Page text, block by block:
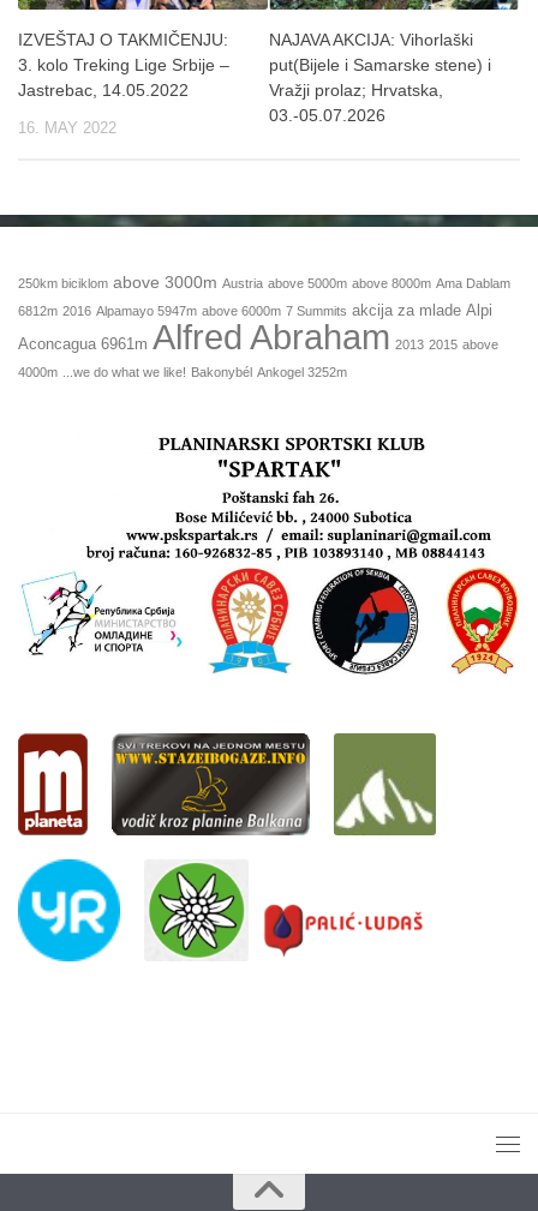
IZVEŠTAJ O TAKMIČENJU:
3. kolo Treking Lige Srbije –
Jastrebac, 14.05.2022
16. MAY 2022
NAJAVA AKCIJA: Vihorlaški
put(Bijele i Samarske stene) i
Vražji prolaz; Hrvatska,
03.-05.07.2026
250km biciklom above 3000m Austria above 5000m above 8000m Ama Dablam
6812m 2016 Alpamayo 5947m above 6000m 7 Summits akcija za mlade Alpi
Aconcagua 6961m Alfred Abraham 2013 2015 above
4000m
...we do what we like! Bakonybél Ankogel 3252m